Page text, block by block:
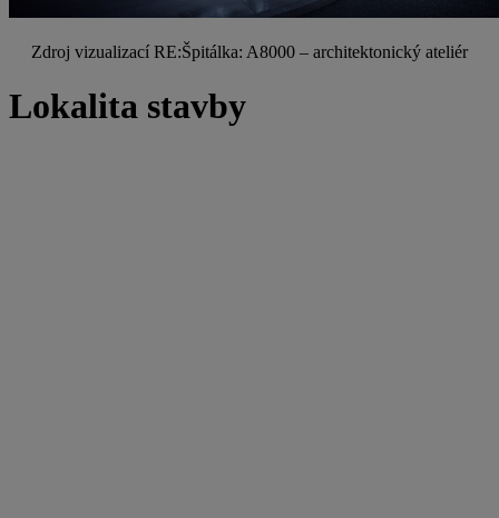
Zdroj vizualizací RE:Špitálka: A8000 – architektonický ateliér
Lokalita stavby